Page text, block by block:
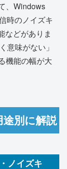
、Windows
時のノイズキ
などがありま
意味がない」
機能の幅が大
別に解説
ノイズキ